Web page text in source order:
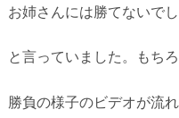
お姉さんには勝てないでし
と言っていました。もち
勝負の様子のビデオが流